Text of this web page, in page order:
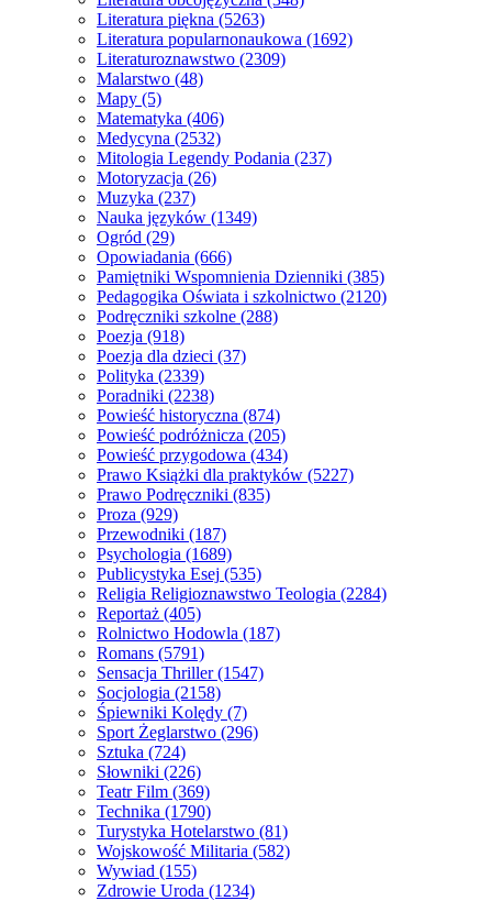
Literatura piękna (5263)
Literatura popularnonaukowa (1692)
Literaturoznawstwo (2309)
Malarstwo (48)
Mapy (5)
Matematyka (406)
Medycyna (2532)
Mitologia Legendy Podania (237)
Motoryzacja (26)
Muzyka (237)
Nauka języków (1349)
Ogród (29)
Opowiadania (666)
Pamiętniki Wspomnienia Dzienniki (385)
Pedagogika Oświata i szkolnictwo (2120)
Podręczniki szkolne (288)
Poezja (918)
Poezja dla dzieci (37)
Polityka (2339)
Poradniki (2238)
Powieść historyczna (874)
Powieść podróżnicza (205)
Powieść przygodowa (434)
Prawo Książki dla praktyków (5227)
Prawo Podręczniki (835)
Proza (929)
Przewodniki (187)
Psychologia (1689)
Publicystyka Esej (535)
Religia Religioznawstwo Teologia (2284)
Reportaż (405)
Rolnictwo Hodowla (187)
Romans (5791)
Sensacja Thriller(1547)
Socjologia (2158)
Śpiewniki Kolędy (7)
Sport Żeglarstwo (296)
Sztuka (724)
Słowniki (226)
Teatr Film (369)
Technika (1790)
Turystyka Hotelarstwo (81)
Wojskowość Militaria (582)
Wywiad (155)
Zdrowie Uroda (1234)